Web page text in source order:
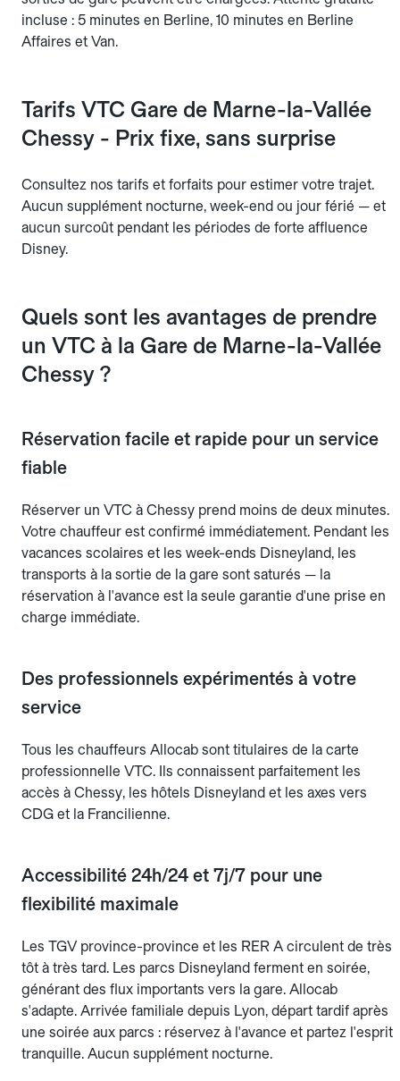
incluse : 5 minutes en Berline, 10 minutes en Berline
Affaires et Van.
Tarifs VTC Gare de Marne-la-Vallée
Chessy - Prix fixe, sans surprise
Consultez nos tarifs et forfaits pour estimer votre trajet.
Aucun supplément nocturne, week-end ou jour férié — et
aucun surcoût pendant les périodes de forte affluence
Disney.
Quels sont les avantages de prendre
un VTC à la Gare de Marne-la-Vallée
Chessy ?
Réservation facile et rapide pour un service
fiable
Réserver un VTC à Chessy prend moins de deux minutes.
Votre chauffeur est confirmé immédiatement. Pendant les
vacances scolaires et les week-ends Disneyland, les
transports à la sortie de la gare sont saturés — la
réservation à l'avance est la seule garantie d'une prise en
charge immédiate.
Des professionnels expérimentés à votre
service
Tous les chauffeurs Allocab sont titulaires de la carte
professionnelle VTC. Ils connaissent parfaitement les
accès à Chessy, les hôtels Disneyland et les axes vers
CDG et la Francilienne.
Accessibilité 24h/24 et 7j/7 pour une
flexibilité maximale
Les TGV province-province et les RER A circulent de très
tôt à très tard. Les parcs Disneyland ferment en soirée,
générant des flux importants vers la gare. Allocab
s'adapte. Arrivée familiale depuis Lyon, départ tardif après
une soirée aux parcs : réservez à l'avance et partez l'esprit
tranquille. Aucun supplément nocturne.